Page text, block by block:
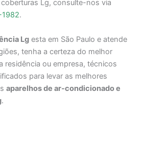
Lg, consulte-nos via
1982.
Lg esta em São Paulo e atende
tenha a certeza do melhor
residência ou empresa, técnicos
para levar as melhores
aparelhos de ar-condicionado e
.